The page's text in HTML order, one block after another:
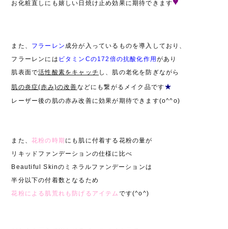
お化粧直しにも嬉しい日焼け止め効果に期待できます
また、 フラーレン 成分が入っているものを導入しており、
フラーレンには ビタミンCの172倍の抗酸化作用 があり
肌表面で活性酸素をキャッチ し、肌の老化を防ぎながら
肌の炎症(赤み)の改善などにも繋がるメイク品です★
レーザー後の肌の赤み改善に効果が期待できます(o^^o)
また、 花粉の時期 にも肌に付着する花粉の量が
リキッドファンデーションの仕様に比べ
Beautiful Skinのミネラルファンデーションは
半分以下の付着数となるため
花粉による肌荒れも防げるアイテム です(^o^)